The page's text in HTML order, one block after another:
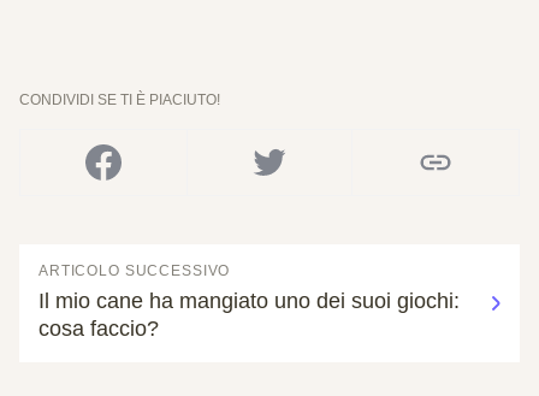
CONDIVIDI SE TI È PIACIUTO!
ARTICOLO SUCCESSIVO
Il mio cane ha mangiato uno dei suoi giochi:
cosa faccio?